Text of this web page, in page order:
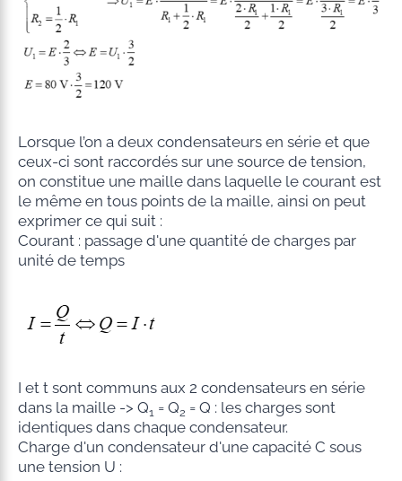
Lorsque l’on a deux condensateurs en série et que
ceux-ci sont raccordés sur une source de tension,
on constitue une maille dans laquelle le courant est
le même en tous points de la maille, ainsi on peut
exprimer ce qui suit :
Courant : passage d'une quantité de charges par
unité de temps
I et t sont communs aux 2 condensateurs en série
dans la maille -> Q1 = Q2 = Q : les charges sont
identiques dans chaque condensateur.
Charge d'un condensateur d'une capacité C sous
une tension U :